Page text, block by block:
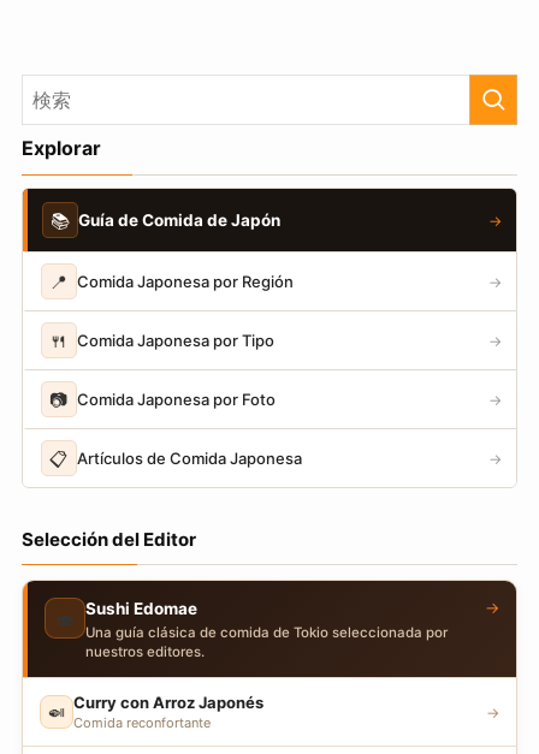
Explorar
📚 Guía de Comida de Japón →
📍 Comida Japonesa por Región →
🍴 Comida Japonesa por Tipo →
📷 Comida Japonesa por Foto →
📋 Artículos de Comida Japonesa →
Selección del Editor
🍣 Sushi Edomae
Una guía clásica de comida de Tokio seleccionada por
nuestros editores.
→
🍛 Curry con Arroz Japonés
Comida reconfortante
→